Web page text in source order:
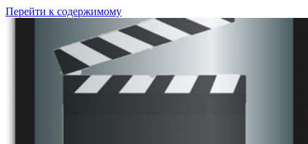
Перейти к содержимому